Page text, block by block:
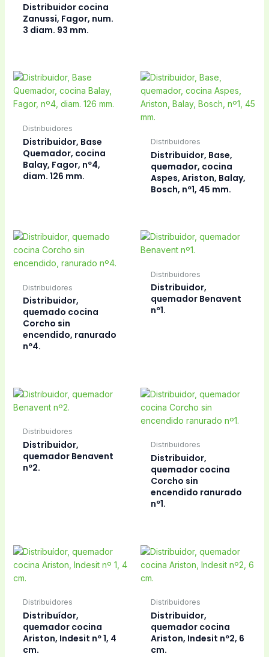
Distribuidor cocina
Zanussi, Fagor, num.
3 diam. 93 mm.
Distribuidores
Distribuidor, Base
Quemador, cocina
Balay, Fagor, nº4,
diam. 126 mm.
Distribuidores
Distribuidor, Base,
quemador, cocina
Aspes, Ariston, Balay,
Bosch, nº1, 45 mm.
Distribuidores
Distribuidor,
quemado cocina
Corcho sin
encendido, ranurado
nº4.
Distribuidores
Distribuidor,
quemador Benavent
nº1.
Distribuidores
Distribuidor,
quemador Benavent
nº2.
Distribuidores
Distribuidor,
quemador cocina
Corcho sin
encendido ranurado
nº1.
Distribuidores
Distribuídor,
quemador cocina
Ariston, Indesit nº 1, 4
cm.
Distribuidores
Distribuidor,
quemador cocina
Ariston, Indesit nº2, 6
cm.